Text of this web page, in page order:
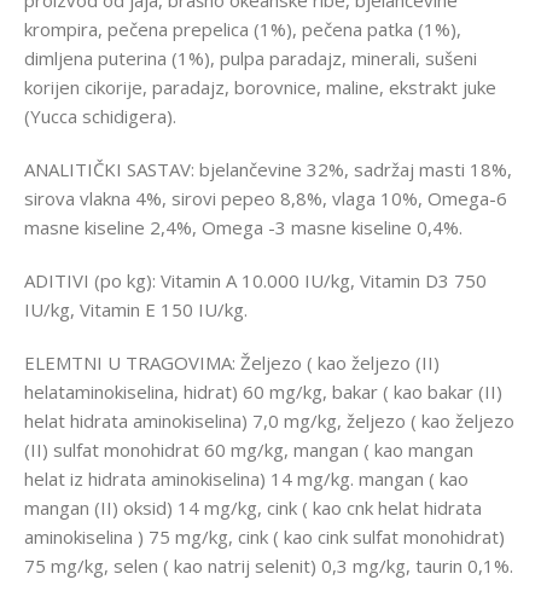
krompira, pečena prepelica (1%), pečena patka (1%),
dimljena puterina (1%), pulpa paradajz, minerali, sušeni
korijen cikorije, paradajz, borovnice, maline, ekstrakt juke
(Yucca schidigera).
ANALITIČKI SASTAV: bjelančevine 32%, sadržaj masti 18%,
sirova vlakna 4%, sirovi pepeo 8,8%, vlaga 10%, Omega-6
masne kiseline 2,4%, Omega -3 masne kiseline 0,4%.
ADITIVI (po kg): Vitamin A 10.000 IU/kg, Vitamin D3 750
IU/kg, Vitamin E 150 IU/kg.
ELEMTNI U TRAGOVIMA: Željezo ( kao željezo (II)
helataminokiselina, hidrat) 60 mg/kg, bakar ( kao bakar (II)
helat hidrata aminokiselina) 7,0 mg/kg, željezo ( kao željezo
(II) sulfat monohidrat 60 mg/kg, mangan ( kao mangan
helat iz hidrata aminokiselina) 14 mg/kg. mangan ( kao
mangan (II) oksid) 14 mg/kg, cink ( kao cnk helat hidrata
aminokiselina ) 75 mg/kg, cink ( kao cink sulfat monohidrat)
75 mg/kg, selen ( kao natrij selenit) 0,3 mg/kg, taurin 0,1%.